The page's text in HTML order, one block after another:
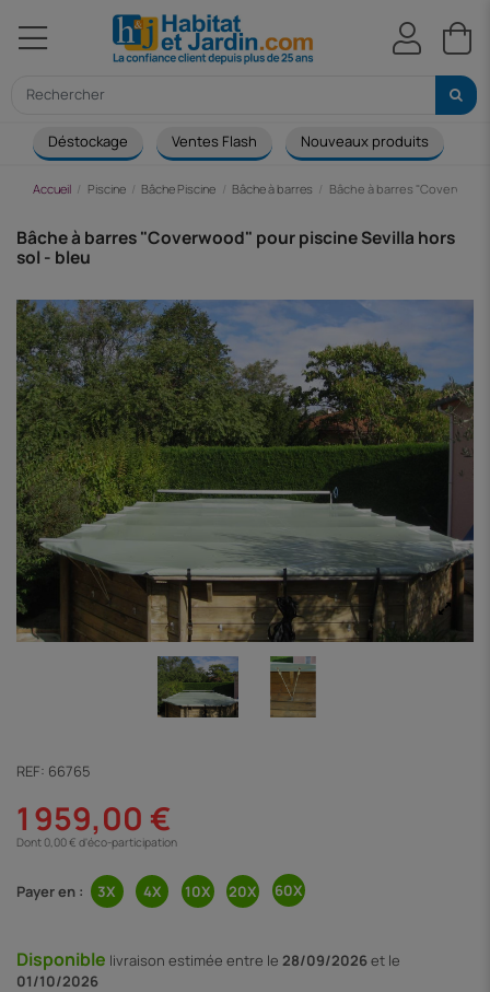
Déstockage Ventes Flash Nouveaux produits
Accueil Piscine Bâche Piscine Bâche à barres Bâche à barres
Bâche à barres "Coverwood" pour piscine Sevilla hors
sol - bleu
REF: 66765
1 959,00 €
Dont 0,00 € d'éco-participation
Payer en :
Disponible livraison estimée entre le 28/09/2026et le
01/10/2026